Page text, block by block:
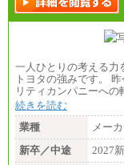
一人ひとりの考える力
トヨタの強みです。
リティカンパニーへ
続きを読む
業種
メー
新卒／中途
2027